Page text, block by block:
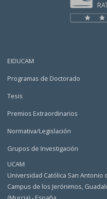
EIDUCAM
Programas de Doctorado
Tesis
Premios Extraordinarios
Normativa/Legislación
Grupos de Investigación
UCAM
Universidad Católica San Antonio
Campus de los Jerónimos,